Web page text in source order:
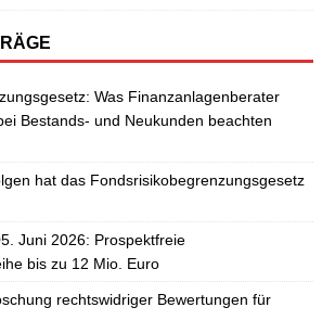
Was Finanzanlagenberater
Bestands- und Neukunden beachten
hat das Fondsrisikobegrenzungsgesetz
Juni 2026: Prospektfreie
bis zu 12 Mio. Euro
rechtswidriger Bewertungen für